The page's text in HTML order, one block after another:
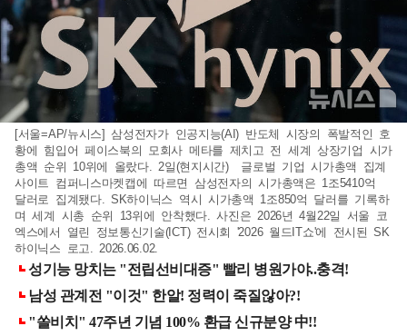
[서울=AP/뉴시스] 삼성전자가 인공지능(AI) 반도체 시장의 폭발적인 호
황에 힘입어 페이스북의 모회사 메타를 제치고 전 세계 상장기업 시가
총액 순위 10위에 올랐다. 2일(현지시간) 글로벌 기업 시가총액 집계
사이트 컴퍼니스마켓캡에 따르면 삼성전자의 시가총액은 1조5410억
달러로 집계됐다. SK하이닉스 역시 시가총액 1조850억 달러를 기록하
며 세계 시총 순위 13위에 안착했다. 사진은 2026년 4월22일 서울 코
엑스에서 열린 정보통신기술(ICT) 전시회 '2026 월드IT쇼'에 전시된 SK
하이닉스 로고. 2026.06.02.